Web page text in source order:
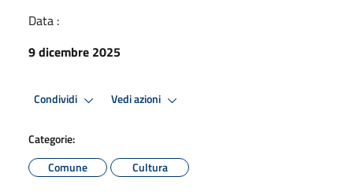
Data :
9 dicembre 2025
Condividi Vedi azioni
Categorie:
Comune
Cultura